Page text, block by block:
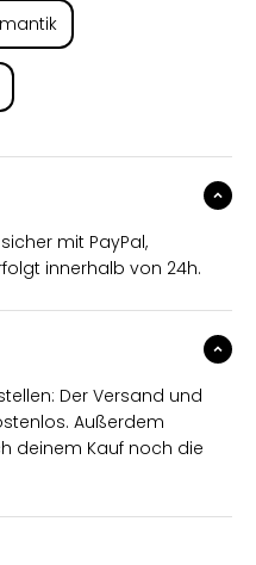
mit PayPal,
innerhalb von 24h.
Der Versand und
Außerdem
deinem Kauf noch die